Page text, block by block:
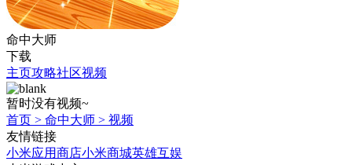
命中大师
下载
主页攻略社区视频
暂时没有视频~
首页 > 命中大师 > 视频
友情链接
小米应用商店小米商城英雄互娱